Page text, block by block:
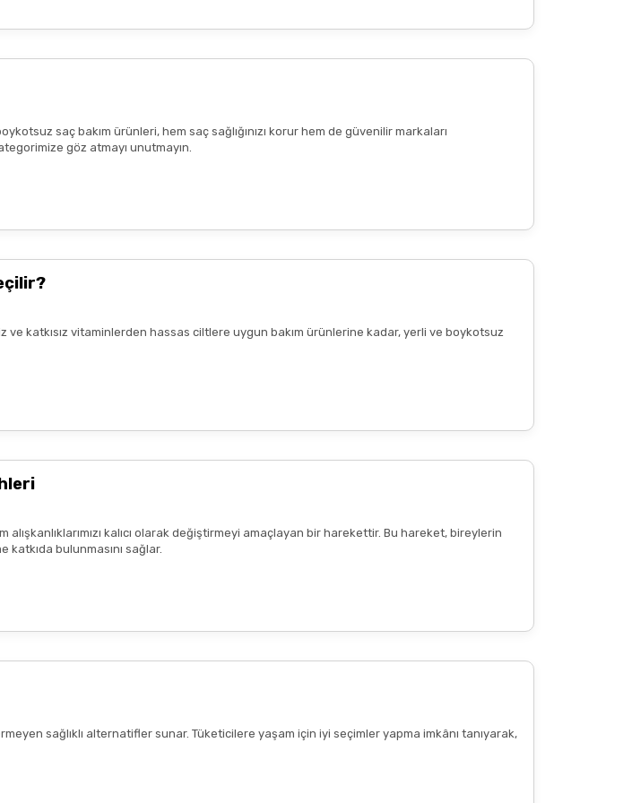
saç bakım ürünleri, hem saç sağlığınızı korur hem de güvenilir markaları
göz atmayı unutmayın.
katkısız vitaminlerden hassas ciltlere uygun bakım ürünlerine kadar, yerli ve boykotsuz
kalıcı olarak değiştirmeyi amaçlayan bir harekettir. Bu hareket, bireylerin
bulunmasını sağlar.
sağlıklı alternatifler sunar. Tüketicilere yaşam için iyi seçimler yapma imkânı tanıyarak,